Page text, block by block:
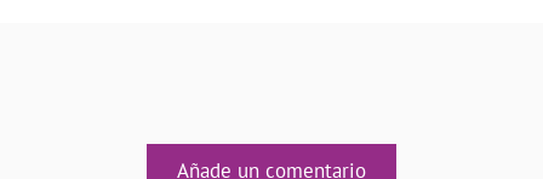
Añade un comentario